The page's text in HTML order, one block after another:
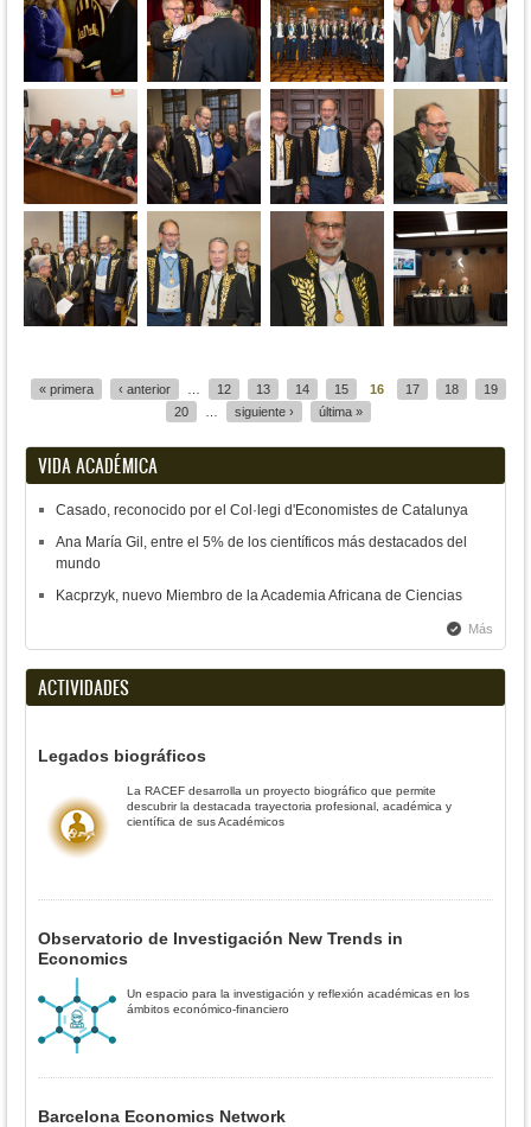
« primera ‹ anterior 12 13 14 15 16 17 18
19
20
siguiente › última »
VIDA ACADÉMICA
Casado, reconocido por el Col·legi d'Economistes de Catalunya
Ana María Gil, entre el 5% de los científicos más destacados del
mundo
Kacprzyk, nuevo Miembro de la Academia Africana de Ciencias
Más
ACTIVIDADES
Legados biográficos
La RACEF desarrolla un proyecto biográfico que permite
descubrir la destacada trayectoria profesional, académica y
científica de sus Académicos
Observatorio de Investigación New Trends in
Economics
Un espacio para la investigación y reflexión académicas en los
ámbitos económico-financiero
Barcelona Economics Network